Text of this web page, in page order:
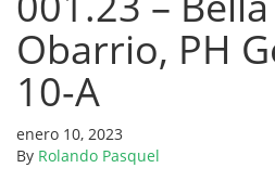
Obarrio, PH
10-A
enero 10, 2023
By Rolando Pasquel